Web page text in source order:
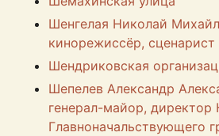
Шенгелая Николай
кинорежиссёр, сценарист
Шендриковская
Шепелев Александр
генерал-майор, директор
Главноначальствующего